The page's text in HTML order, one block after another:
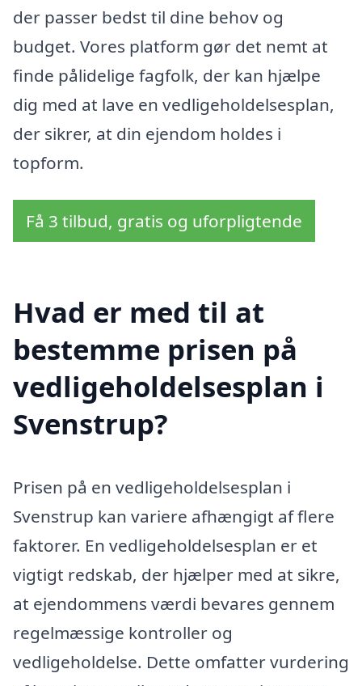
der passer bedst til dine behov og
budget. Vores platform gør det nemt at
finde pålidelige fagfolk, der kan hjælpe
dig med at lave en vedligeholdelsesplan,
der sikrer, at din ejendom holdes i
topform.
Få 3 tilbud, gratis og uforpligtende
Hvad er med til at
bestemme prisen på
vedligeholdelsesplan i
Svenstrup?
Prisen på en vedligeholdelsesplan i
Svenstrup kan variere afhængigt af flere
faktorer. En vedligeholdelsesplan er et
vigtigt redskab, der hjælper med at sikre,
at ejendommens værdi bevares gennem
regelmæssige kontroller og
vedligeholdelse. Dette omfatter vurdering